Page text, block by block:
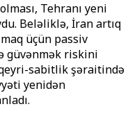
Tehranı yeni
Beləliklə, İran artıq
üçün passiv
güvənmək riskini
sabitlik şəraitində
yenidən